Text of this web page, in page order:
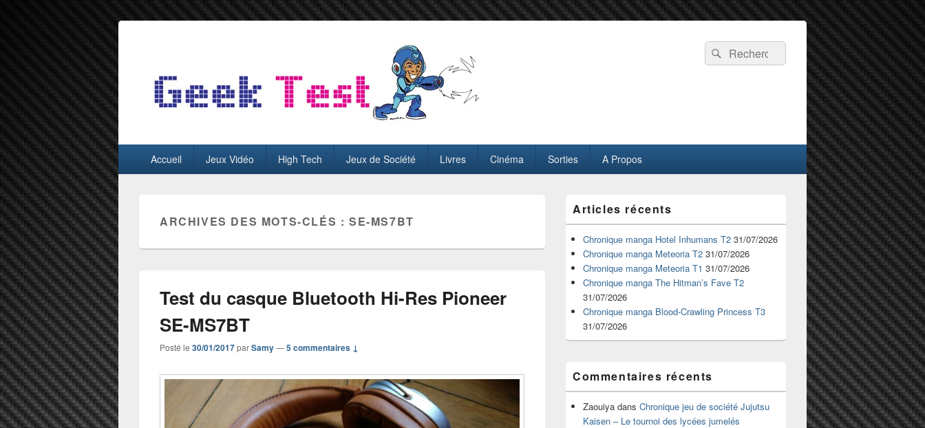
GeekTest
Recherche :
Rechercher
principalAccueil Jeux Vidéo High Tech Jeux de Société Livres Cinéma Sorties A Propos
ARCHIVES DES MOTS-CLÉS :SE-MS7BT
Test du casque Bluetooth Hi-Res Pioneer
SE-MS7BT
Posté le 30/01/2017parSamy—5 commentaires ↓
principale
de
widget
pour
barre
latérale
Articles récents
Chronique manga Hotel Inhumans T2 31/07/2026
Chronique manga Meteoria T2 31/07/2026
Chronique manga Meteoria T1 31/07/2026
Chronique manga The Hitman’s Fave T2
31/07/2026
Chronique manga Blood-Crawling Princess T3
31/07/2026
Commentaires récents
Zaouiya dans Chronique jeu de société Jujutsu
Kaisen – Le tournoi des lycées jumelés